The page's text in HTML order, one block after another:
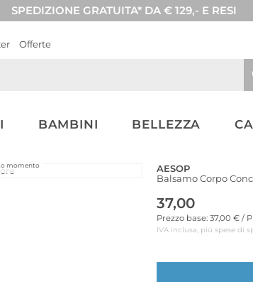
SPEDIZIONE GRATUITA* DA € 129,- E RESI
Offerte
BAMBINI BELLEZZA
momento
AESOP
Balsamo Corpo
37,00
Prezzo base: 37,00 € /
IVA inclusa, più spese di